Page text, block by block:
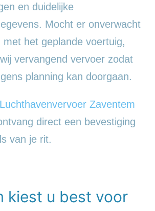
en duidelijke
Mocht er onverwacht
met het geplande voertuig,
vervangend vervoer zodat
planning kan doorgaan.
Zaventem
direct een bevestiging
van je rit.
kiest u best voor